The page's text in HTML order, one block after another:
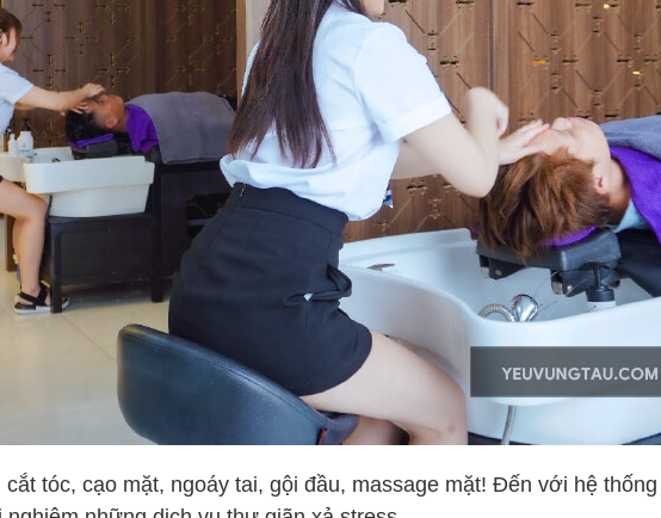
tóc, cạo mặt, ngoáy tai, gội đầu, massage mặt! Đến với hệ